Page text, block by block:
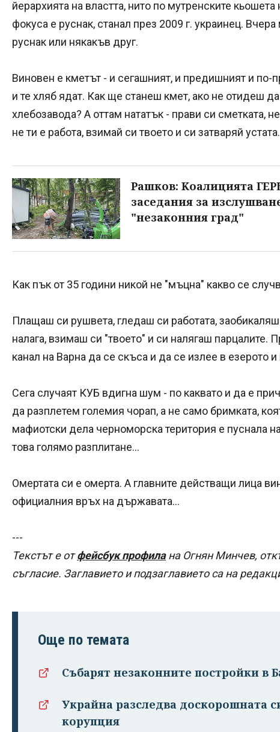
йерархията на властта, нито по мутренските
фокуса е руснак, станал през 2009 г. украинец.
руснак или някакъв друг.
Виновен е кметът - и сегашният, и предишният и по-
и те хляб ядат. Как ще станеш кмет, ако не отидеш
хлебозавода? А оттам нататък - прави си сметката,
не ти е работа, взимай си твоето и си затваряй
Рашков: Kоалицията
заседания за
"незаконния град"
Как пък от 35 години никой не "мъцна" какво се
Плащаш си рушвета, гледаш си работата,
налага, взимаш си "твоето" и си налягаш парцалите.
канал на Варна да се скъса и да се излее в езерото и
Сега случаят КУБ вдигна шум - по каквато и да е
да разплетем големия чорап, а не само бримката,
мафиотски дела черноморска територия е пуснала
това голямо разплитане...
Омертата си е омерта. А главните действащи лица
официалния връх на държавата...
---
Текстът е отфейсбук профилана Огнян Минчев,
съгласие. Заглавието и подзаглавието са на
Още по темата
Събарят незаконните постройки в
Украйна разследва доскорошната
корупция